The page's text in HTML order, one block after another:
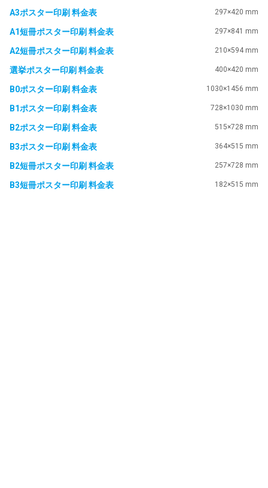
A3ポスター印刷 料金表 297×420 mm
A1短冊ポスター印刷 料金表 297×841 mm
A2短冊ポスター印刷 料金表 210×594 mm
選挙ポスター印刷 料金表 400×420 mm
B0ポスター印刷 料金表 1030×1456 mm
B1ポスター印刷 料金表 728×1030 mm
B2ポスター印刷 料金表 515×728 mm
B3ポスター印刷 料金表 364×515 mm
B2短冊ポスター印刷 料金表 257×728 mm
B3短冊ポスター印刷 料金表 182×515 mm